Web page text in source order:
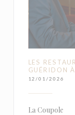
LES
GUÉRIDON
12/01/2026
La Coupole